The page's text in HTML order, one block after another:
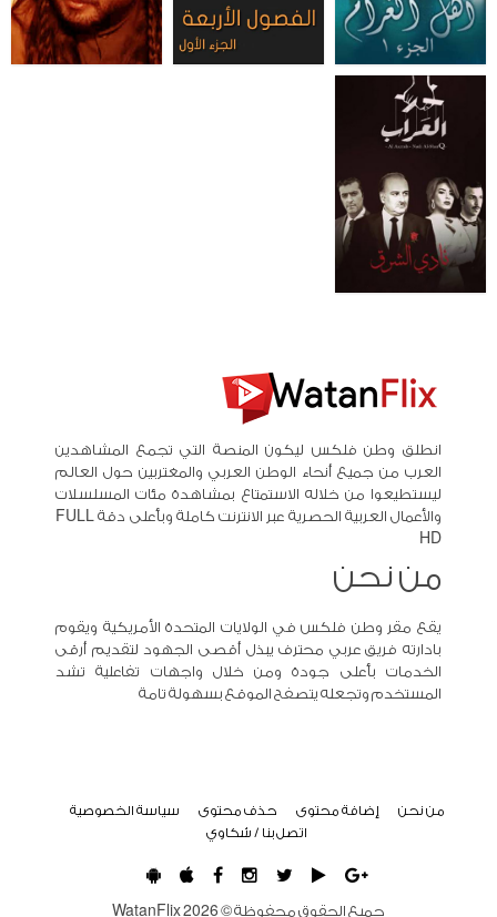
انطلق وطن فلكس ليكون المنصة التي تجمع المشاهدين
العرب من جميع أنحاء الوطن العربي والمغتربين حول العالم
ليستطيعوا من خلاله الاستمتاع بمشاهدة مئات المسلسلات
والأعمال العربية الحصرية عبر الانترنت كاملة وبأعلى دقة FULL
HD
من نحن
يقع مقر وطن فلكس في الولايات المتحدة الأمريكية ويقوم
بادارته فريق عربي محترف يبذل أقصى الجهود لتقديم أرقى
الخدمات بأعلى جودة ومن خلال واجهات تفاعلية تشد
المستخدم وتجعله يتصفح الموقع بسهولة تامة
من نحن إضافة محتوى حذف محتوى
سياسة الخصوصية
اتصل بنا / شكاوي
جميع الحقوق محفوظة © WatanFlix2026